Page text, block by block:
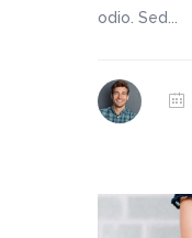
odio. Sed...